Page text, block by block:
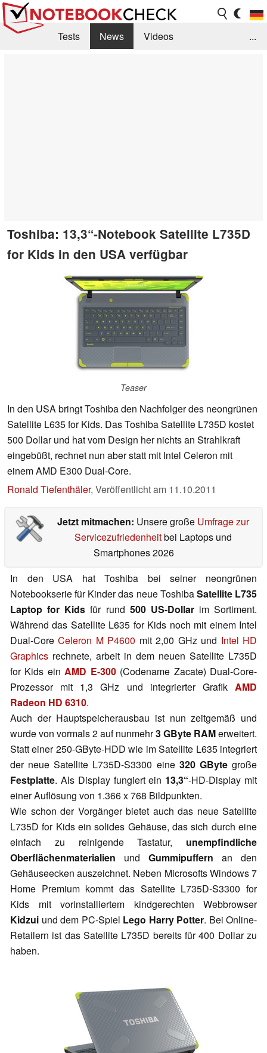
Tests News
Videos
...
Toshiba: 13,3“-Notebook Satellite L735D
for Kids in den USA verfügbar
Teaser
In den USA bringt Toshiba den Nachfolger des neongrünen
Satellite L635 for Kids. Das Toshiba Satellite L735D kostet
500 Dollar und hat vom Design her nichts an Strahlkraft
eingebüßt, rechnet nun aber statt mit Intel Celeron mit
einem AMD E300 Dual-Core.
Ronald Tiefenthäler, Veröffentlicht am 11.10.2011
Jetzt mitmachen: Unsere große Umfrage zur
Servicezufriedenheitbei Laptops und
Smartphones 2026
In den USA hat Toshiba bei seiner neongrünen
Notebookserie für Kinder das neue ToshibaSatellite L735
Laptop for Kids für rund 500 US-Dollarim Sortiment.
Während das Satellite L635 for Kids noch mit einem Intel
Dual-CoreCeleron M P4600 mit 2,00 GHz und Intel HD
Graphics rechnete, arbeit in dem neuen Satellite L735D
for Kids einAMD E-300(Codename Zacate) Dual-Core-
Prozessor mit 1,3 GHz und integrierter Grafik AMD
Radeon HD 6310.
Auch der Hauptspeicherausbau ist nun zeitgemäß und
wurde von vormals 2 auf nunmehr3 GByte RAMerweitert.
Statt einer 250-GByte-HDD wie im Satellite L635 integriert
der neue Satellite L735D-S3300 eine 320 GBytegroße
Festplatte. Als Display fungiert ein 13,3“-HD-Display mit
einer Auflösung von 1.366 x 768 Bildpunkten.
Wie schon der Vorgänger bietet auch das neue Satellite
L735D for Kids ein solides Gehäuse, das sich durch eine
einfach zu reinigende Tastatur, unempfindliche
Oberflächenmaterialien und Gummipuffern an den
Gehäuseecken auszeichnet. Neben Microsofts Windows 7
Home Premium kommt das Satellite L735D-S3300 for
Kids mit vorinstalliertem kindgerechten Webbrowser
Kidzui und dem PC-Spiel Lego Harry Potter. Bei Online-
Retailern ist das Satellite L735D bereits für 400 Dollar zu
haben.